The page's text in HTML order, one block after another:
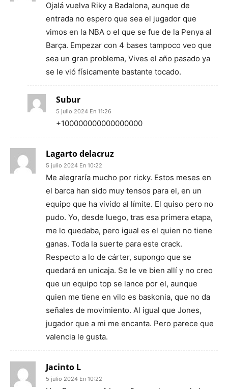
Ojalá vuelva Riky a Badalona, aunque de
entrada no espero que sea el jugador que
vimos en la NBA o el que se fue de la Penya al
Barça. Empezar con 4 bases tampoco veo que
sea un gran problema, Vives el año pasado ya
se le vió físicamente bastante tocado.
Subur
5 julio 2024 En 11:26
+100000000000000000
Lagarto delacruz
5 julio 2024 En 10:22
Me alegraría mucho por ricky. Estos meses en
el barca han sido muy tensos para el, en un
equipo que ha vivido al límite. El quiso pero no
pudo. Yo, desde luego, tras esa primera etapa,
me lo quedaba, pero igual es el quien no tiene
ganas. Toda la suerte para este crack.
Respecto a lo de cárter, supongo que se
quedará en unicaja. Se le ve bien allí y no creo
que un equipo top se lance por el, aunque
quien me tiene en vilo es baskonia, que no da
señales de movimiento. Al igual que Jones,
jugador que a mi me encanta. Pero parece que
valencia le gusta.
Jacinto L
5 julio 2024 En 10:22